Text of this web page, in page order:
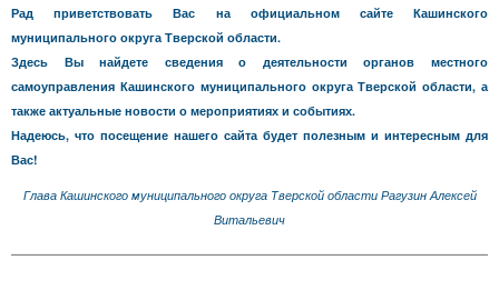
Рад приветствовать Вас на официальном сайте Кашинского
муниципального округа Тверской области.
Здесь Вы найдете сведения о деятельности органов местного
самоуправления Кашинского муниципального округа Тверской области, а
также актуальные новости о мероприятиях и событиях.
Надеюсь, что посещение нашего сайта будет полезным и интересным для
Вас!
Глава Кашинского муниципального округа Тверской области Рагузин Алексей
Витальевич